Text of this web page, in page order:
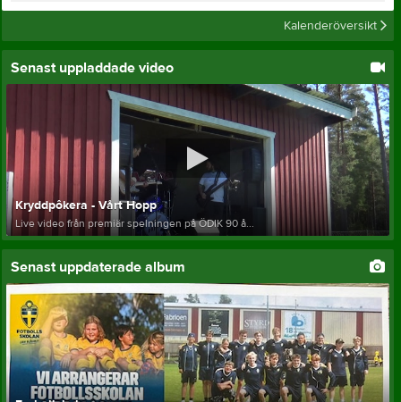
Kalenderöversikt
Senast uppladdade video
Kryddpôkera - Vårt Hopp
Live video från premiär spelningen på ÖDIK 90 å...
Senast uppdaterade album